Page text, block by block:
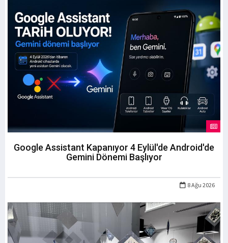
Google Assistant Kapanıyor 4 Eylül'de Android'de
Gemini Dönemi Başlıyor
8 Ağu 2026